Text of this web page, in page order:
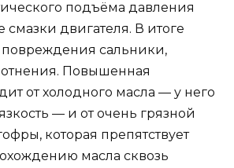
подъёма давления
смазки двигателя. В итоге
сальники,
Повышенная
от холодного масла — у него
— и от очень грязной
которая препятствует
масла сквозь